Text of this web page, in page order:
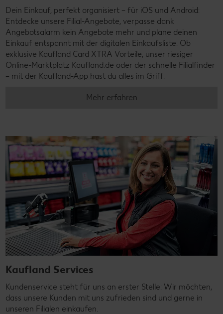
Dein Einkauf, perfekt organisiert – für iOS und Android:
Entdecke unsere Filial-Angebote, verpasse dank
Angebotsalarm kein Angebote mehr und plane deinen
Einkauf entspannt mit der digitalen Einkaufsliste. Ob
exklusive Kaufland Card XTRA Vorteile, unser riesiger
Online-Marktplatz Kaufland.de oder der schnelle Filialfinder
– mit der Kaufland-App hast du alles im Griff.
Mehr erfahren
Kaufland Services
Kundenservice steht für uns an erster Stelle: Wir möchten,
dass unsere Kunden mit uns zufrieden sind und gerne in
unseren Filialen einkaufen.